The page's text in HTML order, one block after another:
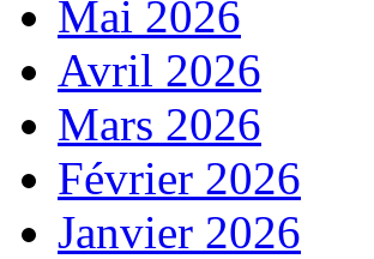
Mai 2026
Avril 2026
Mars 2026
Février 2026
Janvier 2026